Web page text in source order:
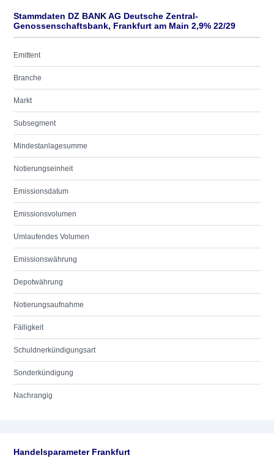
Stammdaten DZ BANK AG Deutsche Zentral-
Genossenschaftsbank, Frankfurt am Main 2,9% 22/29
Emittent
Branche
Markt
Subsegment
Mindestanlagesumme
Notierungseinheit
Emissionsdatum
Emissionsvolumen
Umlaufendes Volumen
Emissionswährung
Depotwährung
Notierungsaufnahme
Fälligkeit
Schuldnerkündigungsart
Sonderkündigung
Nachrangig
Handelsparameter Frankfurt